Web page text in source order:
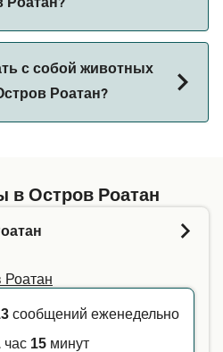
Роатан?
с собой животных
Роатан?
выше, и мы сообщим вам,
дополнительной
мы рекомендуем
с нашей службой
в Остров Роатан
Роатан
сообщений еженедельно
час 15 минут